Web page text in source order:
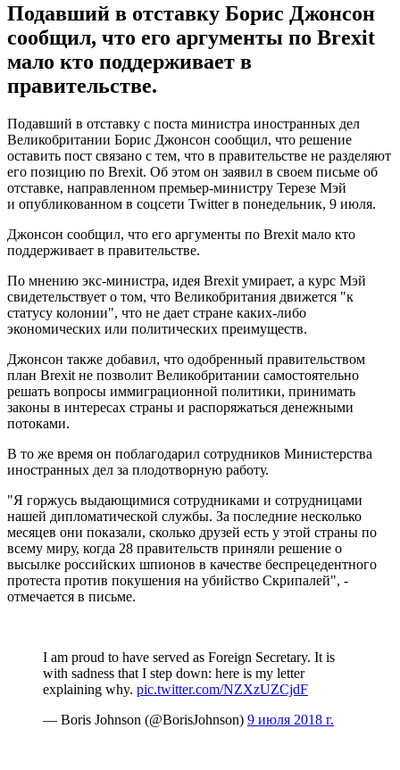
Подавший в отставку Борис Джонсон
сообщил, что его аргументы по Brexit
мало кто поддерживает в
правительстве.
Подавший в отставку с поста министра иностранных дел
Великобритании Борис Джонсон сообщил, что решение
оставить пост связано с тем, что в правительстве не разделяют
его позицию по Brexit. Об этом он заявил в своем письме об
отставке, направленном премьер-министру Терезе Мэй
и опубликованном в соцсети Twitter в понедельник, 9 июля.
Джонсон сообщил, что его аргументы по Brexit мало кто
поддерживает в правительстве.
По мнению экс-министра, идея Brexit умирает, а курс Мэй
свидетельствует о том, что Великобритания движется "к
статусу колонии", что не дает стране каких-либо
экономических или политических преимуществ.
Джонсон также добавил, что одобренный правительством
план Brexit не позволит Великобритании самостоятельно
решать вопросы иммиграционной политики, принимать
законы в интересах страны и распоряжаться денежными
потоками.
В то же время он поблагодарил сотрудников Министерства
иностранных дел за плодотворную работу.
"Я горжусь выдающимися сотрудниками и сотрудницами
нашей дипломатической службы. За последние несколько
месяцев они показали, сколько друзей есть у этой страны по
всему миру, когда 28 правительств приняли решение о
высылке российских шпионов в качестве беспрецедентного
протеста против покушения на убийство Скрипалей", -
отмечается в письме.
I am proud to have served as Foreign Secretary. It is
with sadness that I step down: here is my letter
explaining why. pic.twitter.com/NZXzUZCjdF
— Boris Johnson (@BorisJohnson) 9 июля 2018 г.